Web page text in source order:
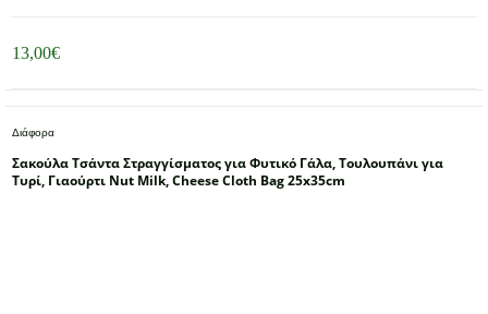
13,00€
Διάφορα
Σακούλα Τσάντα Στραγγίσματος για Φυτικό Γάλα, Τουλουπάνι για
Τυρί, Γιαούρτι Nut Milk, Cheese Cloth Bag 25x35cm